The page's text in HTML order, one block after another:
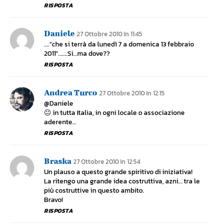
RISPOSTA
Daniele 27 Ottobre 2010 In 11:45
….”che si terrà da lunedì 7 a domenica 13 febbraio
2011″…….Si…ma dove??
RISPOSTA
Andrea Turco 27 Ottobre 2010 In 12:15
@Daniele
😐 in tutta Italia, in ogni locale o associazione
aderente…
RISPOSTA
Braska 27 Ottobre 2010 In 12:54
Un plauso a questo grande spiritivo di iniziativa!
La ritengo una grande idea costruttiva, azni… tra le
più costruttive in questo ambito.
Bravo!
RISPOSTA